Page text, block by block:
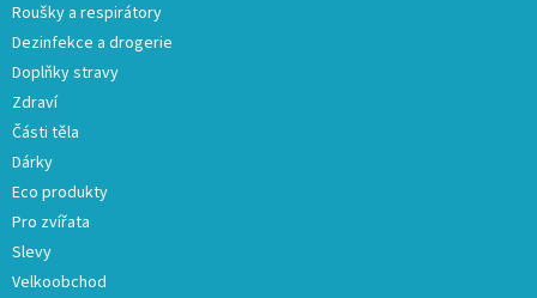
Roušky a respirátory
Dezinfekce a drogerie
Doplňky stravy
Zdraví
Části těla
Dárky
Eco produkty
Pro zvířata
Slevy
Velkoobchod